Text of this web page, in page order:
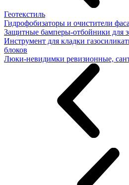
Геотекстиль
Гидрофобизаторы и очистители
Защитные бамперы-отбойники для
Инструмент для кладки
блоков
Люки-невидимки ревизионные,